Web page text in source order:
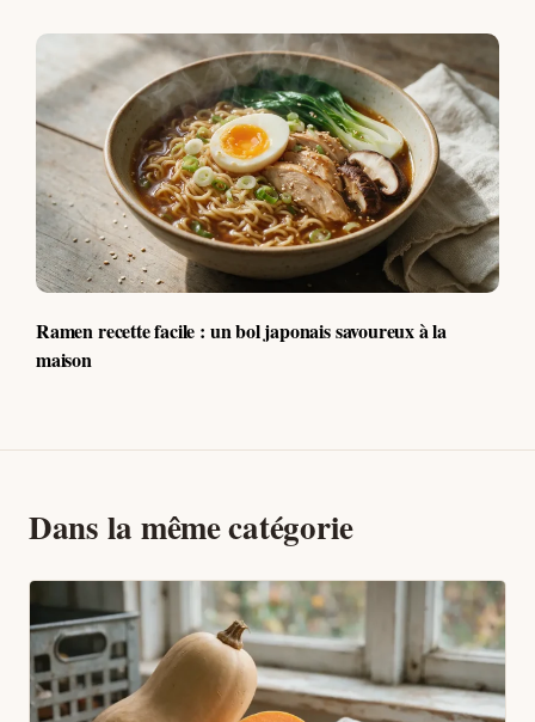
Ramen recette facile : un bol japonais savoureux à la
maison
Dans la même catégorie